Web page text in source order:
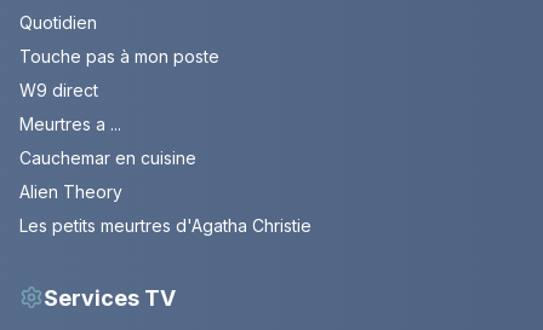
Quotidien
Touche pas à mon poste
W9 direct
Meurtres a ...
Cauchemar en cuisine
Alien Theory
Les petits meurtres d'Agatha Christie
Services TV